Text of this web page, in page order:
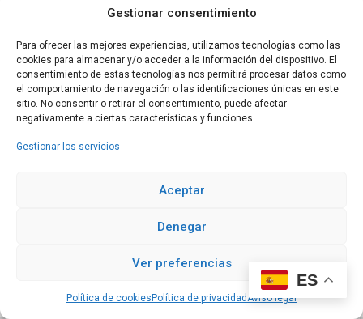
Gestionar consentimiento
Para ofrecer las mejores experiencias, utilizamos tecnologías como las
cookies para almacenar y/o acceder a la información del dispositivo. El
consentimiento de estas tecnologías nos permitirá procesar datos como
el comportamiento de navegación o las identificaciones únicas en este
sitio. No consentir o retirar el consentimiento, puede afectar
negativamente a ciertas características y funciones.
Gestionar los servicios
Aceptar
Denegar
Ver preferencias
Política de cookies Política de privacidadAviso legal
ES